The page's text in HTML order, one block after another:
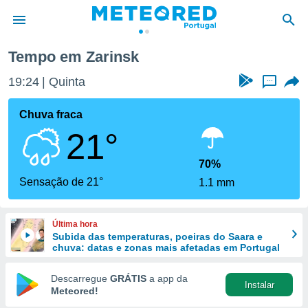
da
foi
fornecidas
a este
das
e
forma
digital
Tempo em Zarinsk
19:24 Quinta ...
Chuva fraca
21°
Sensação de 21°
70%
1.1 mm
Última hora
Subida das temperaturas, poeiras do Saara e
chuva: datas e zonas mais afetadas em Portugal
Descarregue GRÁTIS a app da
Meteored!
Instalar